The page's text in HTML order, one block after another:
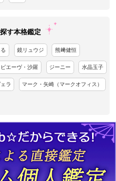
す本格鑑定
鏡リュウジ 熊﨑健恒
エーヴ・沙羅 ジーニー 水晶玉子
ラ マーク・矢崎（マークオフィス）